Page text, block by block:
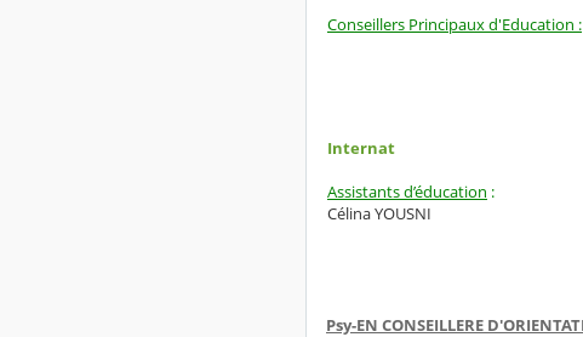
Conseillers Principaux d'Education :
Internat
Assistants d’éducation :
Célina YOUSNI
Psy-EN CONSEILLERE